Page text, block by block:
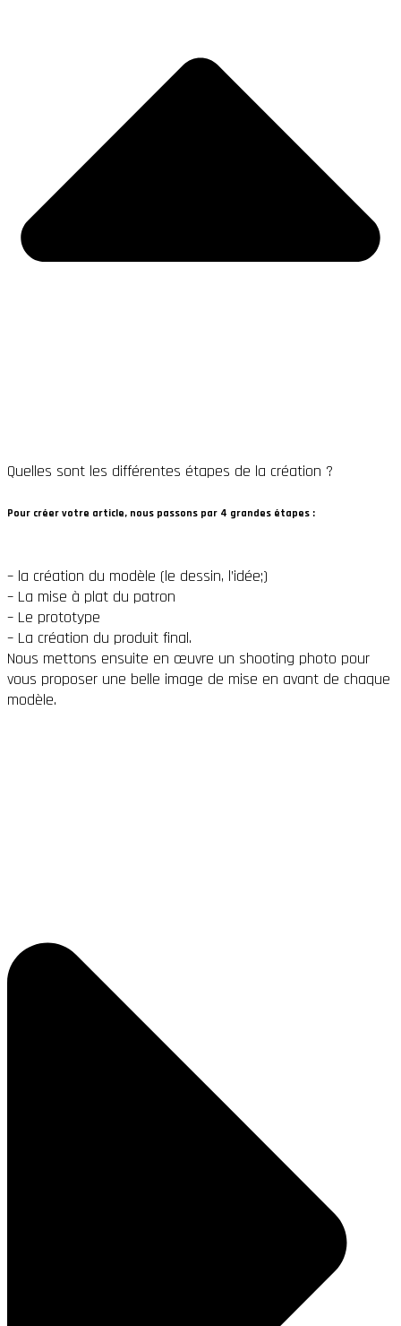
Quelles sont les différentes étapes de la création ?
Pour créer votre article, nous passons par 4 grandes étapes :
– la création du modèle (le dessin, l’idée;)
– La mise à plat du patron
– Le prototype
– La création du produit final.
Nous mettons ensuite en œuvre un shooting photo pour
vous proposer une belle image de mise en avant de chaque
modèle.